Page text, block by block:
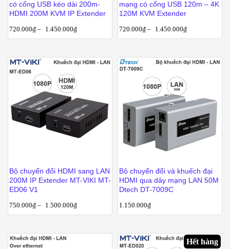
có cổng USB kéo dài 200m-
HDMI 200M KVM IP Extender
720.000₫ – 1.450.000₫
mạng có cổng USB 120m – 4K
120M KVM Extender
720.000₫ – 1.450.000₫
Bộ chuyển đổi HDMI sang LAN
200M IP Extender MT-VIKI MT-
ED06 V1
750.000₫ – 1.500.000₫
Bộ chuyển đổi và khuếch đại
HDMI qua dây mạng LAN 50M
Dtech DT-7009C
1.150.000₫
Hết hàng